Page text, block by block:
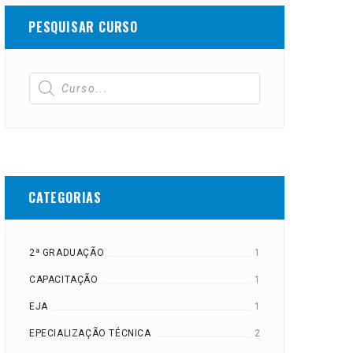
PESQUISAR CURSO
CATEGORIAS
2ª GRADUAÇÃO 1
CAPACITAÇÃO 1
EJA 1
EPECIALIZAÇÃO TÉCNICA 2